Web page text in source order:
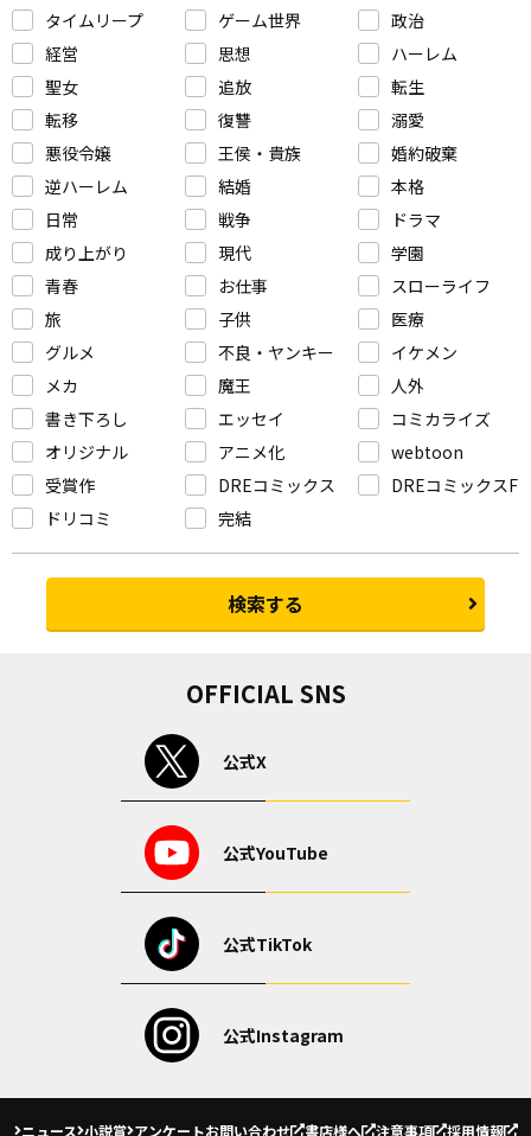
タイムリープ
ゲーム世界
政治
経営
思想
ハーレム
聖女
追放
転生
転移
復讐
溺愛
悪役令嬢
王侯・貴族
婚約破棄
逆ハーレム
結婚
本格
日常
戦争
ドラマ
成り上がり
現代
学園
青春
お仕事
スローライフ
旅
子供
医療
グルメ
不良・ヤンキー
イケメン
メカ
魔王
人外
書き下ろし
エッセイ
コミカライズ
オリジナル
アニメ化
webtoon
受賞作
DREコミックス
DREコミックスF
ドリコミ
完結
検索する
OFFICIAL SNS
公式X
公式YouTube
公式TikTok
公式Instagram
ニュース 小説賞 アンケートお問い合わせ 書店様へ 注意事項 採用情報